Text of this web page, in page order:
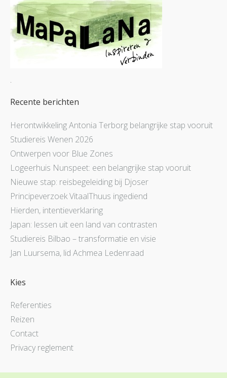
.
Recente berichten
Herontwikkeling Antonia Terborg belangrijke stap vooruit
Studiereis Wenen 2026
Ontwerpen voor Blue Zones
Logeerhuis Nunspeet: een belangrijke stap vooruit
Nieuwe stap: reisbegeleiding bij Djoser
Principeverzoek VitaalThuus ingediend
Hierden, intentieverklaring
Japan: lessen uit een land van contrasten
Studiereis Bilbao – transformatie en visie
Jan Luursema, lid Achmea Ledenraad
Kies
Referenties
Reizen
Contact
Privacy reglement